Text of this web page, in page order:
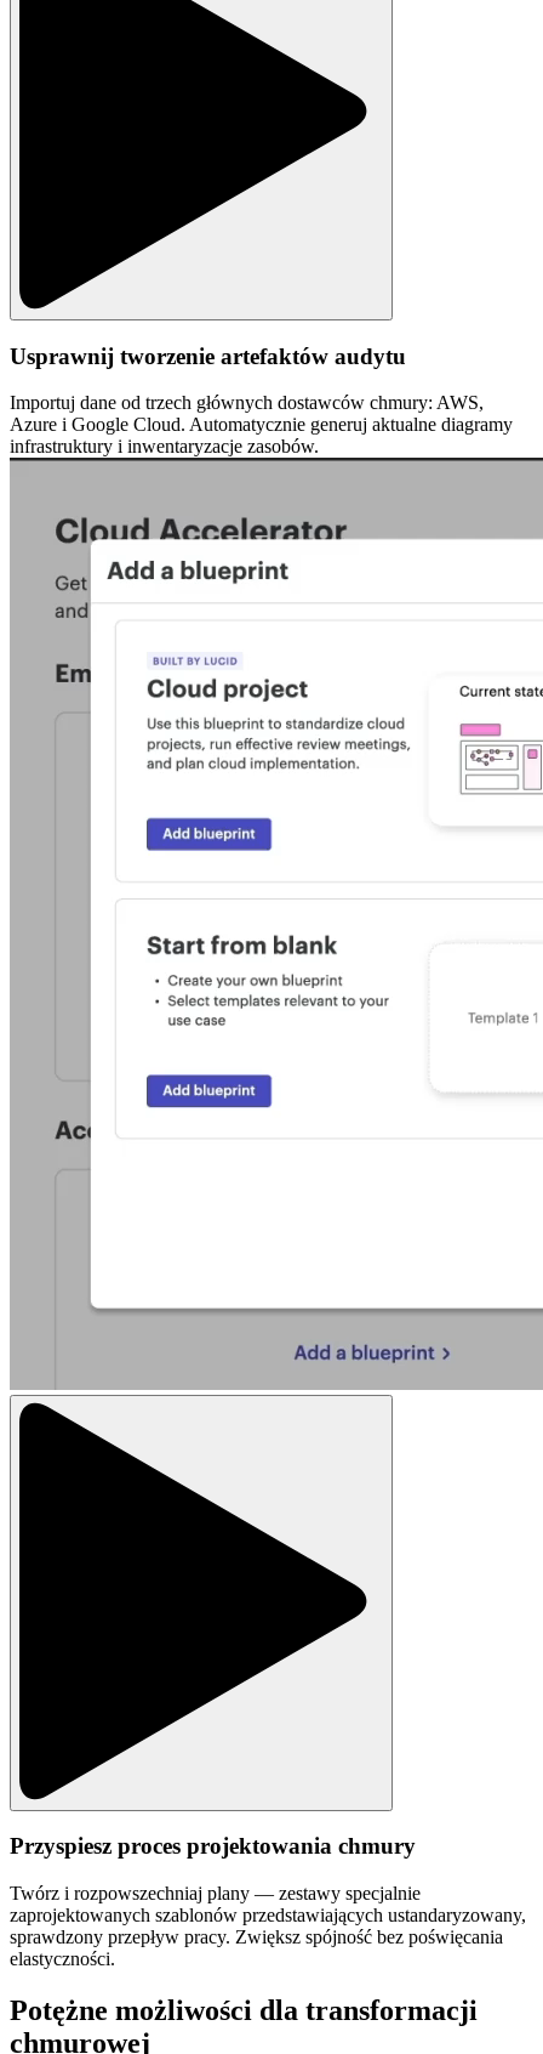
Usprawnij tworzenie artefaktów audytu
Importuj dane od trzech głównych dostawców chmury: AWS,
Azure i Google Cloud. Automatycznie generuj aktualne diagramy
infrastruktury i inwentaryzacje zasobów.
Przyspiesz proces projektowania chmury
Twórz i rozpowszechniaj plany — zestawy specjalnie
zaprojektowanych szablonów przedstawiających ustandaryzowany,
sprawdzony przepływ pracy. Zwiększ spójność bez poświęcania
elastyczności.
Potężne możliwości dla transformacji
chmurowej